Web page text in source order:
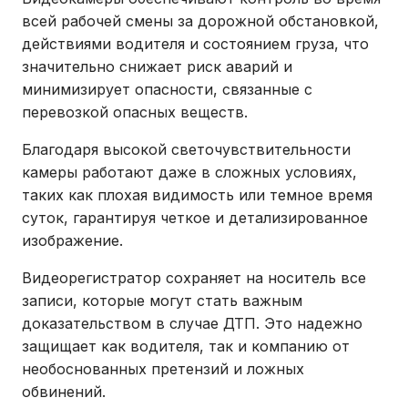
всей рабочей смены за дорожной обстановкой,
действиями водителя и состоянием груза, что
значительно снижает риск аварий и
минимизирует опасности, связанные с
перевозкой опасных веществ.
Благодаря высокой светочувствительности
камеры работают даже в сложных условиях,
таких как плохая видимость или темное время
суток, гарантируя четкое и детализированное
изображение.
Видеорегистратор сохраняет на носитель все
записи, которые могут стать важным
доказательством в случае ДТП. Это надежно
защищает как водителя, так и компанию от
необоснованных претензий и ложных
обвинений.